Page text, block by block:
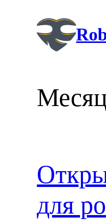
содержимому
для